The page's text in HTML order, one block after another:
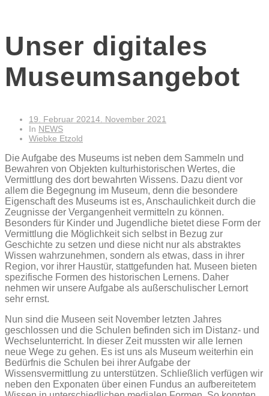
Unser digitales
Museumsangebot
19. Februar 20214. November 2021
In NEWS
Wiebke Etzold
Die Aufgabe des Museums ist neben dem Sammeln und
Bewahren von Objekten kulturhistorischen Wertes, die
Vermittlung des dort bewahrten Wissens. Dazu dient vor
allem die Begegnung im Museum, denn die besondere
Eigenschaft des Museums ist es, Anschaulichkeit durch die
Zeugnisse der Vergangenheit vermitteln zu können.
Besonders für Kinder und Jugendliche bietet diese Form der
Vermittlung die Möglichkeit sich selbst in Bezug zur
Geschichte zu setzen und diese nicht nur als abstraktes
Wissen wahrzunehmen, sondern als etwas, dass in ihrer
Region, vor ihrer Haustür, stattgefunden hat. Museen bieten
spezifische Formen des historischen Lernens. Daher
nehmen wir unsere Aufgabe als außerschulischer Lernort
sehr ernst.
Nun sind die Museen seit November letzten Jahres
geschlossen und die Schulen befinden sich im Distanz- und
Wechselunterricht. In dieser Zeit mussten wir alle lernen
neue Wege zu gehen. Es ist uns als Museum weiterhin ein
Bedürfnis die Schulen bei ihrer Aufgabe der
Wissensvermittlung zu unterstützen. Schließlich verfügen wir
neben den Exponaten über einen Fundus an aufbereitetem